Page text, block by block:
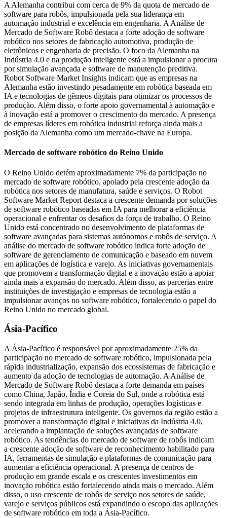
A Alemanha contribui com cerca de 9% da quota de mercado de
software para robôs, impulsionada pela sua liderança em
automação industrial e excelência em engenharia. A Análise de
Mercado de Software Robô destaca a forte adoção de software
robótico nos setores de fabricação automotiva, produção de
eletrônicos e engenharia de precisão. O foco da Alemanha na
Indústria 4.0 e na produção inteligente está a impulsionar a procura
por simulação avançada e software de manutenção preditiva.
Robot Software Market Insights indicam que as empresas na
Alemanha estão investindo pesadamente em robótica baseada em
IA e tecnologias de gêmeos digitais para otimizar os processos de
produção. Além disso, o forte apoio governamental à automação e
à inovação está a promover o crescimento do mercado. A presença
de empresas líderes em robótica industrial reforça ainda mais a
posição da Alemanha como um mercado-chave na Europa.
Mercado de software robótico do Reino Unido
O Reino Unido detém aproximadamente 7% da participação no
mercado de software robótico, apoiado pela crescente adoção da
robótica nos setores de manufatura, saúde e serviços. O Robot
Software Market Report destaca a crescente demanda por soluções
de software robótico baseadas em IA para melhorar a eficiência
operacional e enfrentar os desafios da força de trabalho. O Reino
Unido está concentrado no desenvolvimento de plataformas de
software avançadas para sistemas autónomos e robôs de serviço. A
análise do mercado de software robótico indica forte adoção de
software de gerenciamento de comunicação e baseado em nuvem
em aplicações de logística e varejo. As iniciativas governamentais
que promovem a transformação digital e a inovação estão a apoiar
ainda mais a expansão do mercado. Além disso, as parcerias entre
instituições de investigação e empresas de tecnologia estão a
impulsionar avanços no software robótico, fortalecendo o papel do
Reino Unido no mercado global.
Ásia-Pacífico
A Ásia-Pacífico é responsável por aproximadamente 25% da
participação no mercado de software robótico, impulsionada pela
rápida industrialização, expansão dos ecossistemas de fabricação e
aumento da adoção de tecnologias de automação. A Análise de
Mercado de Software Robô destaca a forte demanda em países
como China, Japão, Índia e Coreia do Sul, onde a robótica está
sendo integrada em linhas de produção, operações logísticas e
projetos de infraestrutura inteligente. Os governos da região estão a
promover a transformação digital e iniciativas da Indústria 4.0,
acelerando a implantação de soluções avançadas de software
robótico. As tendências do mercado de software de robôs indicam
a crescente adoção de software de reconhecimento habilitado para
IA, ferramentas de simulação e plataformas de comunicação para
aumentar a eficiência operacional. A presença de centros de
produção em grande escala e os crescentes investimentos em
inovação robótica estão fortalecendo ainda mais o mercado. Além
disso, o uso crescente de robôs de serviço nos setores de saúde,
varejo e serviços públicos está expandindo o escopo das aplicações
de software robótico em toda a Ásia-Pacífico.